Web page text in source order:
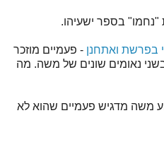
בספר ישעיהו.
בפרשת ואתחנן - פעמיים מוזכר
נאומים שונים של משה. מה
משה מדגיש פעמיים שהוא לא